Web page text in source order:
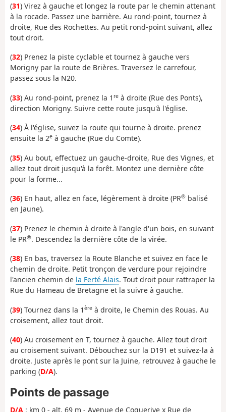
(31) Virez à gauche et longez la route par le chemin attenant
à la rocade. Passez une barrière. Au rond-point, tournez à
droite, Rue des Rochettes. Au petit rond-point suivant, allez
tout droit.
(32) Prenez la piste cyclable et tournez à gauche vers
Morigny par la route de Brières. Traversez le carrefour,
passez sous la N20.
(33) Au rond-point, prenez la 1 re à droite (Rue des Ponts),
direction Morigny. Suivre cette route jusqu'à l'église.
(34) À l'église, suivez la route qui tourne à droite. prenez
ensuite la 2e à gauche (Rue du Comte).
(35) Au bout, effectuez un gauche-droite, Rue des Vignes, et
allez tout droit jusqu'à la forêt. Montez une dernière côte
pour la forme...
(36) En haut, allez en face, légèrement à droite (PR® balisé
en Jaune).
(37) Prenez le chemin à droite à l'angle d'un bois, en suivant
le PR®. Descendez la dernière côte de la virée.
(38) En bas, traversez la Route Blanche et suivez en face le
chemin de droite. Petit tronçon de verdure pour rejoindre
l'ancien chemin de la Ferté Alais. Tout droit pour rattraper la
Rue du Hameau de Bretagne et la suivre à gauche.
(39) Tournez dans la 1 ère à droite, le Chemin des Rouas. Au
croisement, allez tout droit.
(40) Au croisement en T, tournez à gauche. Allez tout droit
au croisement suivant. Débouchez sur la D191 et suivez-la à
droite. Juste après le pont sur la Juine, retrouvez à gauche le
parking (D/A).
Points de passage
D/A : km 0 - alt. 69 m - Avenue de Coquerive x Rue de